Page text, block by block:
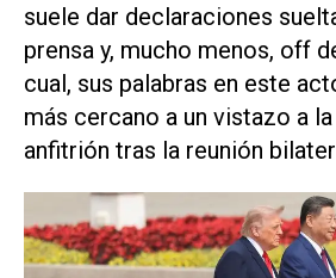
suele dar declaraciones
prensa y, mucho menos, off
cual, sus palabras en este
más cercano a un vistazo a
anfitrión tras la reunión